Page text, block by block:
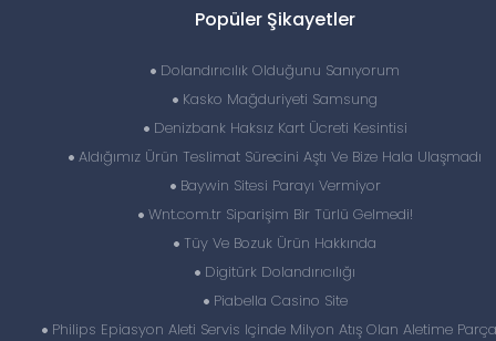
Popüler Şikayetler
Dolandırıcılık Olduğunu Sanıyorum
Kasko Mağduriyeti Samsung
Denizbank Haksız Kart Ücreti Kesintisi
Aldığımız Ürün Teslimat Sürecini Aştı Ve Bize Hala Ulaşmadı
Baywin Sitesi Parayı Vermiyor
Wnt.com.tr Siparişim Bir Türlü Gelmedi!
Tüy Ve Bozuk Ürün Hakkında
Digitürk Dolandırıcılığı
Piabella Casino Site
Philips Epiasyon Aleti Servis Içinde Milyon Atış Olan Aletime